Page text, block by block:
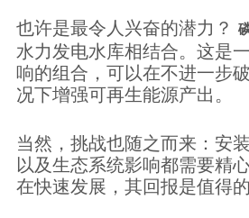
也许是最令人兴奋的潜力？
水力发电水库相结合。这是
响的组合，可以在不进一步
况下增强可再生能源产出。
当然，挑战也随之而来：安
以及生态系统影响都需要精
在快速发展，其回报是值得的